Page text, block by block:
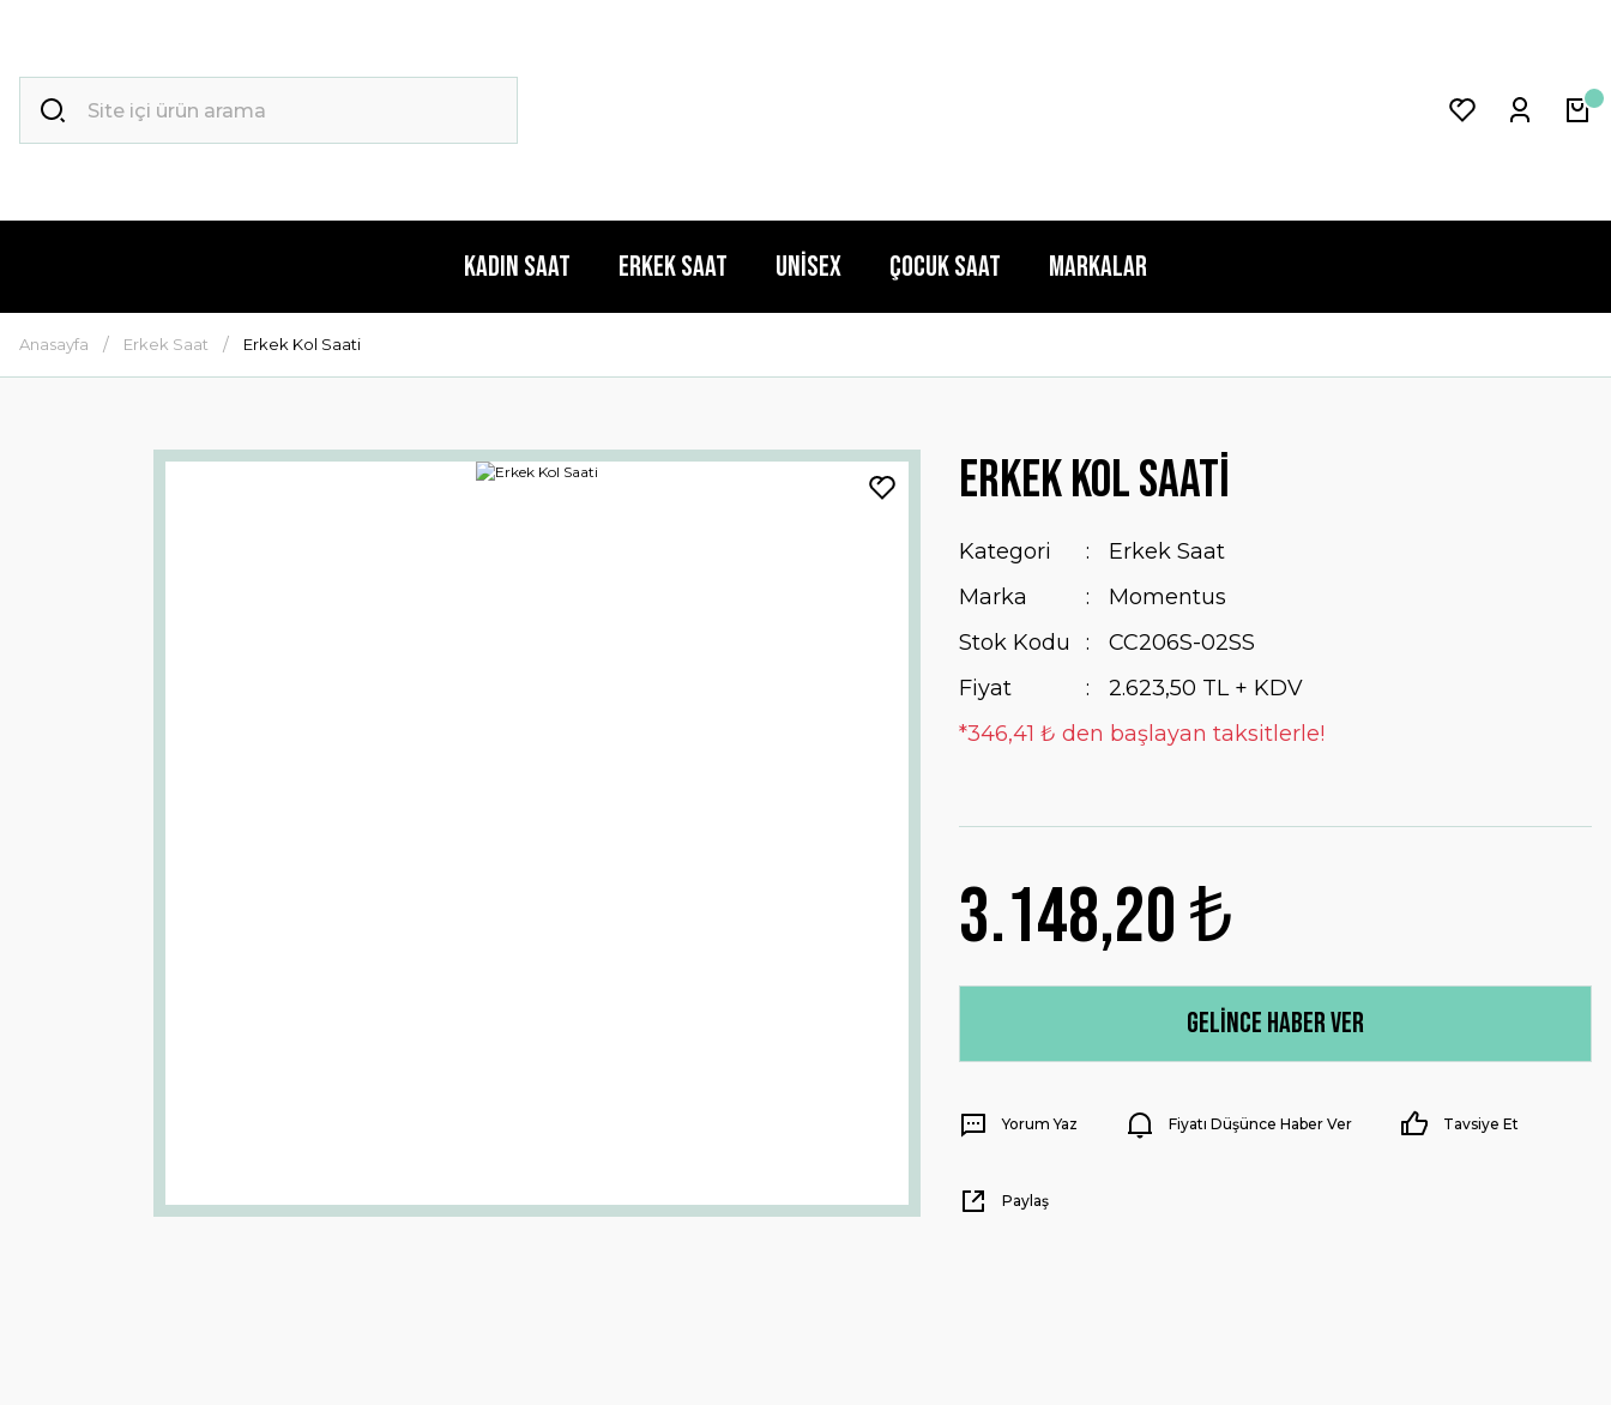
Kadın Saat Erkek Saat Unisex Çocuk Saat Markalar
Anasayfa Erkek Saat Erkek Kol Saati
Erkek Kol Saati
Kategori
Erkek Saat
Marka
Momentus
Stok Kodu
CC206S-02SS
Fiyat
2.623,50 TL + KDV
*346,41 ₺ den başlayan taksitlerle!
3.148,20 ₺
Gelince Haber Ver
Yorum Yaz Fiyatı Düşünce Haber Ver Tavsiye Et
Paylaş